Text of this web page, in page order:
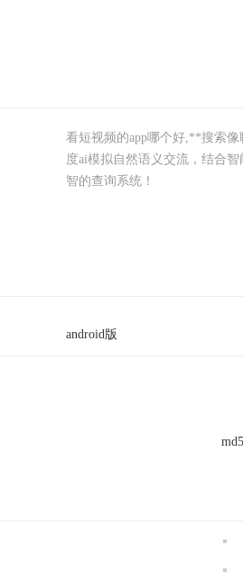
看短视频的app哪个好,**搜索像
度ai模拟自然语义交流，结合
智的查询系统！
android版